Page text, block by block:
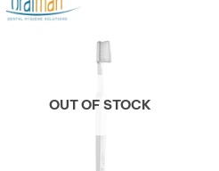
OUT OF STOCK